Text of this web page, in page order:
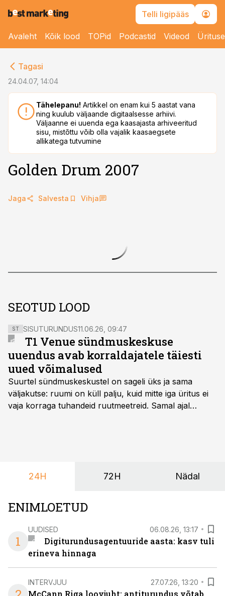
Telli ligipääs
Avaleht Kõik lood TOPid Podcastid Videod
Tagasi
24.04.07, 14:04
Tähelepanu! Artikkel on enam kui 5 aastat vana
ning kuulub väljaande digitaalsesse arhiivi.
Väljaanne ei uuenda ega kaasajasta arhiveeritud
sisu, mistõttu võib olla vajalik kaasaegsete
allikatega tutvumine
Golden Drum 2007
Jaga Salvesta Vihja
SEOTUD LOOD
ST SISUTURUNDUS11.06.26, 09:47
T1 Venue sündmuskeskuse
uuendus avab korraldajatele täiesti
uued võimalused
Suurtel sündmuskeskustel on sageli üks ja sama
väljakutse: ruumi on küll palju, kuid mitte iga üritus ei
vaja korraga tuhandeid ruutmeetreid. Samal ajal
nendele vajadustele vastanud uuendusega, mis pakub
24H 72H Nädal
ENIMLOETUD
1
UUDISED 06.08.26, 13:17
Digiturundusagentuuride aasta: kasv tuli
erineva hinnaga
INTERVJUU 27.07.26, 13:20
McCann Riga loovjuht: antiturundus võtab